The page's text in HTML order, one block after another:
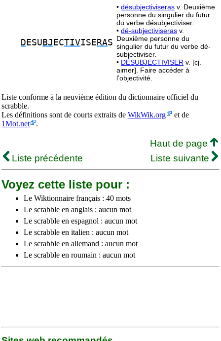
D ESU BJ ECTIVISE RAS
• désubjectiviseras v. Deuxième
personne du singulier du futur
du verbe désubjectiviser.
• dé-subjectiviseras v.
Deuxième personne du
singulier du futur du verbe dé-
subjectiviser.
• DÉSUBJECTIVISER v. [cj.
aimer]. Faire accéder à
l’objectivité.
Liste conforme à la neuvième édition du dictionnaire officiel du
scrabble.
Les définitions sont de courts extraits de WikWik.org
et de
1Mot.net
.
Haut de page
Liste précédente
Liste suivante
Voyez cette liste pour :
Le Wiktionnaire français : 40 mots
Le scrabble en anglais : aucun mot
Le scrabble en espagnol : aucun mot
Le scrabble en italien : aucun mot
Le scrabble en allemand : aucun mot
Le scrabble en roumain : aucun mot